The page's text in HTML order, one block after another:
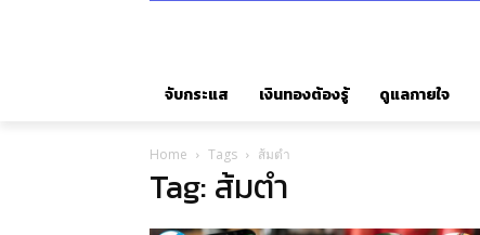
จับกระแส เงินทองต้องรู้ ดูแลกายใจ
Home Tags ส้มตำ
Tag: ส้มตำ